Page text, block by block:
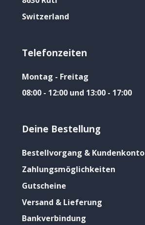
Switzerland
Telefonzeiten
Montag - Freitag
08:00 - 12:00 und 13:00 - 17:00
Deine Bestellung
Bestellvorgang & Kundenkonto
Zahlungsmöglichkeiten
Gutscheine
Versand & Lieferung
Bankverbindung